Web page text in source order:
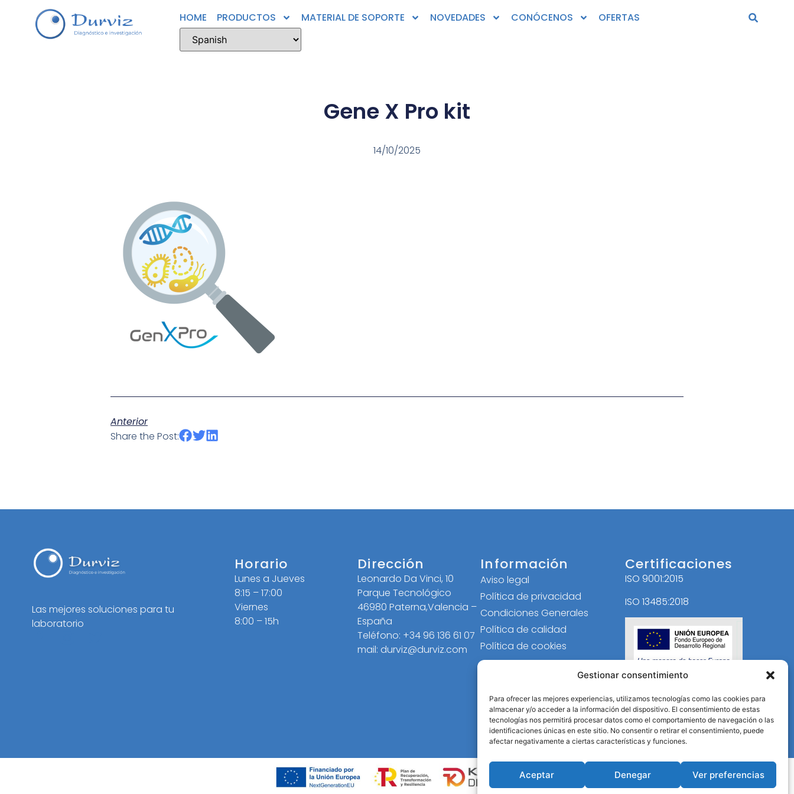
Gestionar consentimiento
Para ofrecer las mejores experiencias, utilizamos tecnologías como las cookies para
almacenar y/o acceder a la información del dispositivo. El consentimiento de estas
tecnologías nos permitirá procesar datos como el comportamiento de navegación o las
identificaciones únicas en este sitio. No consentir o retirar el consentimiento, puede
afectar negativamente a ciertas características y funciones.
Aceptar Denegar Ver preferencias
HOME PRODUCTOS MATERIAL DE SOPORTE NOVEDADES CONÓCENOS OFERTAS
Gene X Pro kit
14/10/2025
Anterior
Share the Post:
Las mejores soluciones para tu
laboratorio
Horario
Lunes a Jueves
8:15 – 17:00
Viernes
8:00 – 15h
Dirección
Leonardo Da Vinci, 10
Parque Tecnológico
46980 Paterna,Valencia –
España
Teléfono: +34 96 136 61 07
mail: durviz@durviz.com
Información
Aviso legal
Política de privacidad
Condiciones Generales
Política de calidad
Política de cookies
Certificaciones
ISO 9001:2015
ISO 13485:2018